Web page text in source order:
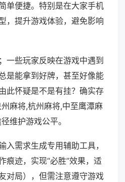
单便捷。特别是在大家手机
，提升游戏体验，避免影响
一些玩家反映在游戏中遇到
是能拿到好牌，甚至好像能
此怀疑是不是有挂？确实存
麻将,杭州麻将,中至鹰潭麻
维护游戏公平。
入需求生成专用辅助工具，
痕迹，实现“必胜”效果，适
对局），但需注意遵守游戏